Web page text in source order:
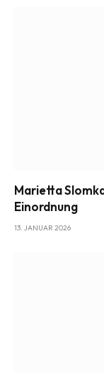
Marietta
Einordnung
13. JANUAR 2026